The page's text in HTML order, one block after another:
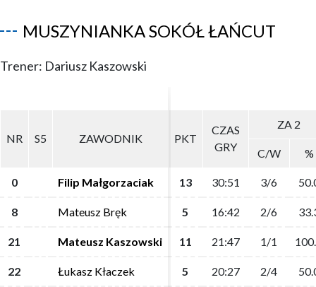
MUSZYNIANKA SOKÓŁ ŁAŃCUT
Trener: Dariusz Kaszowski
NR S5 ZAWODNIK PKT
CZAS
GRY
ZA 2
C/W %
0 Filip Małgorzaciak 13 30:51 3/6
8 Mateusz Bręk 5 16:42 2/6
21 Mateusz Kaszowski 11 21:47 1/1
22 Łukasz Kłaczek 5 20:27 2/4
NR S5 ZAWODNIK PKT
CZAS
GRY
ZA 2
C/W %
0 Filip Małgorzaciak 13 30:51 3/6
8 Mateusz Bręk 5 16:42 2/6
21 Mateusz Kaszowski 11 21:47 1/1
22 Łukasz Kłaczek 5 20:27 2/4